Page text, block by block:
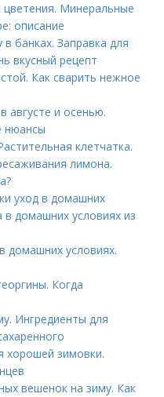
Минеральные
описание
банках. Заправка для
вкусный рецепт
Как сварить нежное
августе и осенью.
нюансы
клетчатка.
лимона.
уход в домашних
домашних условиях из
домашних условиях.
Когда
Ингредиенты для
хорошей зимовки.
вешенок на зиму. Как